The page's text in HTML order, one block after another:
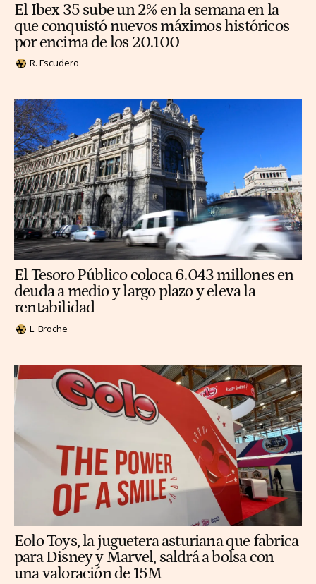
El Ibex 35 sube un 2% en la semana en la
que conquistó nuevos máximos históricos
por encima de los 20.100
R. Escudero
El Tesoro Público coloca 6.043 millones en
deuda a medio y largo plazo y eleva la
rentabilidad
L. Broche
Eolo Toys, la juguetera asturiana que fabrica
para Disney y Marvel, saldrá a bolsa con
una valoración de 15M